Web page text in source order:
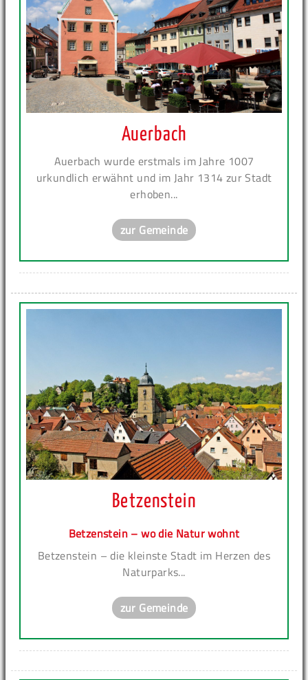
Auerbach
Auerbach wurde erstmals im Jahre 1007
urkundlich erwähnt und im Jahr 1314 zur Stadt
erhoben...
zur Gemeinde
Betzenstein
Betzenstein – wo die Natur wohnt
Betzenstein – die kleinste Stadt im Herzen des
Naturparks...
zur Gemeinde